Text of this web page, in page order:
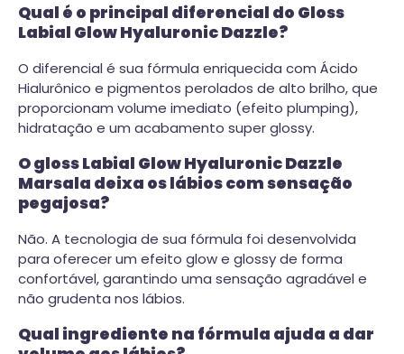
Qual é o principal diferencial do Gloss
Labial Glow Hyaluronic Dazzle?
O diferencial é sua fórmula enriquecida com Ácido
Hialurônico e pigmentos perolados de alto brilho, que
proporcionam volume imediato (efeito plumping),
hidratação e um acabamento super glossy.
O gloss Labial Glow Hyaluronic Dazzle
Marsala deixa os lábios com sensação
pegajosa?
Não. A tecnologia de sua fórmula foi desenvolvida
para oferecer um efeito glow e glossy de forma
confortável, garantindo uma sensação agradável e
não grudenta nos lábios.
Qual ingrediente na fórmula ajuda a dar